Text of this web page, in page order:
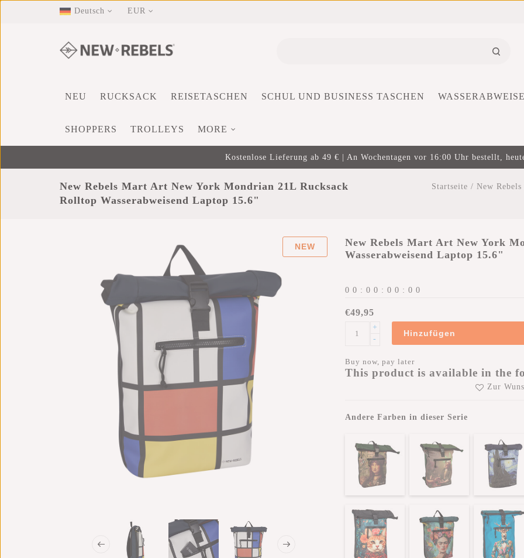
Deutsch EUR
NEU RUCKSACK REISETASCHEN SCHUL UND BUSINESS TASCHEN
SHOPPERS TROLLEYS MORE
Kostenlose Lieferung ab 49 € | An Wochentagen vor 16:00 Uhr bestellt,
New Rebels Mart Art New York Mondrian 21L Rucksack
Rolltop Wasserabweisend Laptop 15.6"
Startseite / New
NEW
New Rebels Mart Art New York
Wasserabweisend Laptop 15.6"
0 0 : 0 0 : 0 0 : 0 0
€49,95
+
-
Hinzufügen
Buy now, pay later
This product is available in the
Zur
Andere Farben in dieser Serie